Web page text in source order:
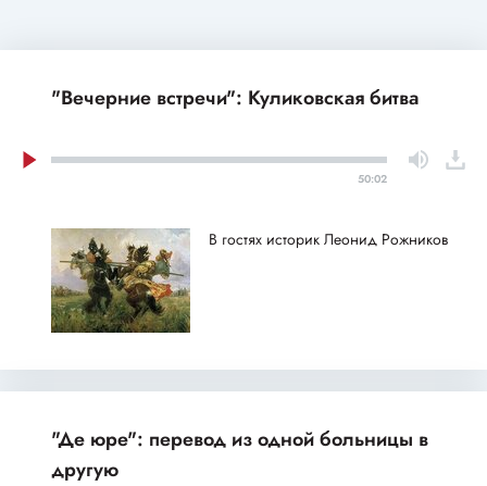
"Вечерние встречи": Куликовская битва
50:02
В гостях историк Леонид Рожников
"Де юре": перевод из одной больницы в
другую